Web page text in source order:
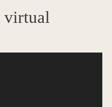
virtual